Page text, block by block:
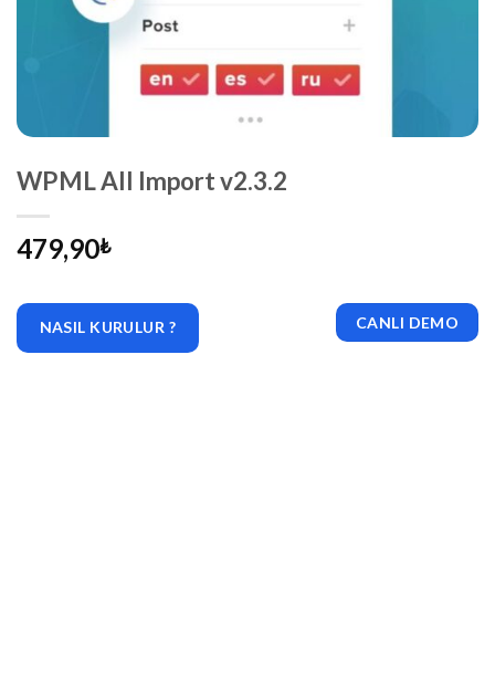
WPML All Import v2.3.2
479,90₺
NASIL KURULUR ? CANLI DEMO